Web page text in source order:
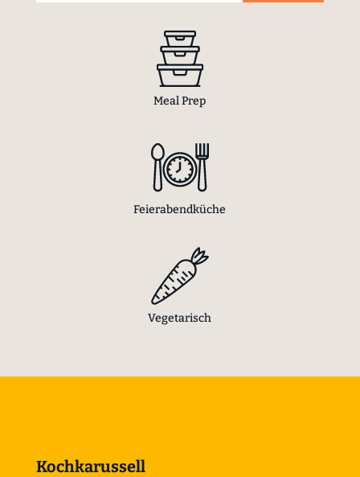
Meal Prep
Feierabendküche
Vegetarisch
Kochkarussell